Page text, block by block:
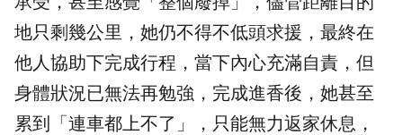
地只剩幾公里，她仍不得不低頭求援，最終在
他人協助下完成行程，當下內心充滿自責，但
身體狀況已無法再勉強，完成進香後，她甚至
累到「連車都上不了」，只能無力返家休息，